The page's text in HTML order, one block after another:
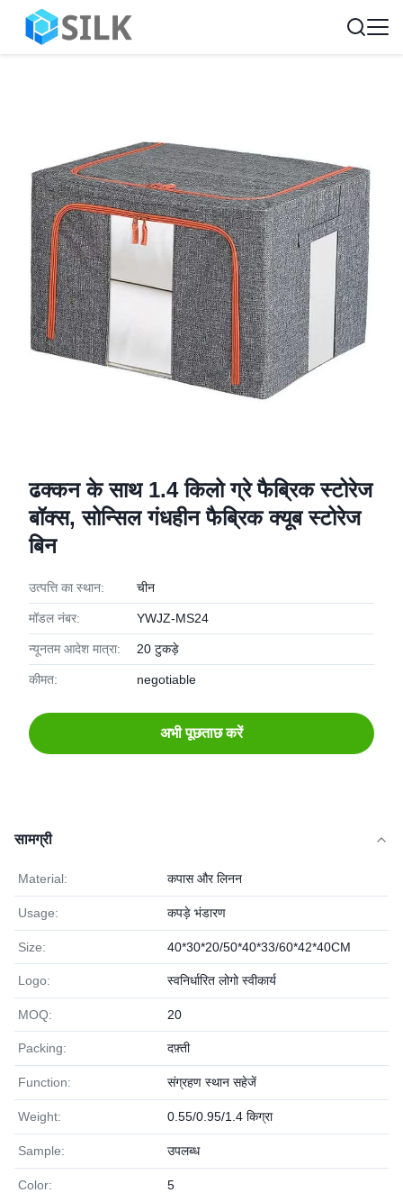
ढक्कन के साथ 1.4 किलो ग्रे फैब्रिक स्टोरेज
बॉक्स, सोन्सिल गंधहीन फैब्रिक क्यूब स्टोरेज
बिन
उत्पत्ति का स्थान: चीन
मॉडल नंबर: YWJZ-MS24
न्यूनतम आदेश मात्रा: 20 टुकड़े
कीमत: negotiable
अभी पूछताछ करें
सामग्री
Material: कपास और लिनन
Usage: कपड़े भंडारण
Size: 40*30*20/50*40*33/60*42*40CM
Logo: स्वनिर्धारित लोगो स्वीकार्य
MOQ: 20
Packing: दफ़्ती
Function: संग्रहण स्थान सहेजें
Weight: 0.55/0.95/1.4 किग्रा
Sample: उपलब्ध
Color: 5